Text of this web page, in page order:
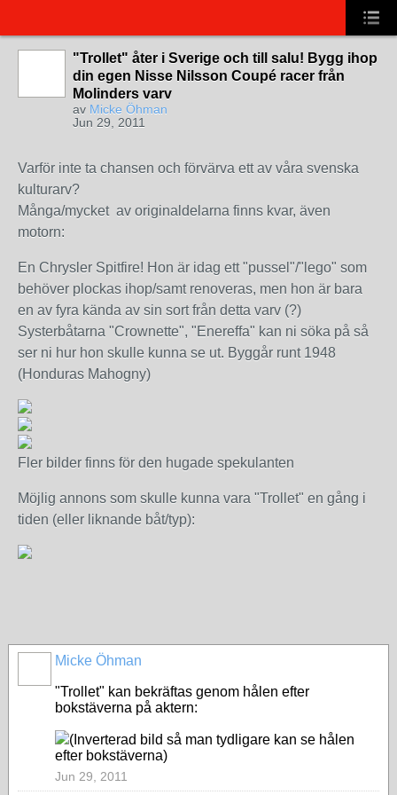
"Trollet" åter i Sverige och till salu! Bygg ihop
din egen Nisse Nilsson Coupé racer från
Molinders varv
av Micke Öhman
Jun 29, 2011
Varför inte ta chansen och förvärva ett av våra svenska
kulturarv?
Många/mycket av originaldelarna finns kvar, även
motorn:
En Chrysler Spitfire! Hon är idag ett "pussel"/"lego" som
behöver plockas ihop/samt renoveras, men hon är bara
en av fyra kända av sin sort från detta varv (?)
Systerbåtarna "Crownette", "Enereffa" kan ni söka på så
ser ni hur hon skulle kunna se ut. Byggår runt 1948
(Honduras Mahogny)
Fler bilder finns för den hugade spekulanten
Möjlig annons som skulle kunna vara "Trollet" en gång i
tiden (eller liknande båt/typ):
Micke Öhman
"Trollet" kan bekräftas genom hålen efter
bokstäverna på aktern:
(Inverterad bild så man tydligare kan se hålen
efter bokstäverna)
Jun 29, 2011